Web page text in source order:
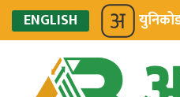
ENGLISH